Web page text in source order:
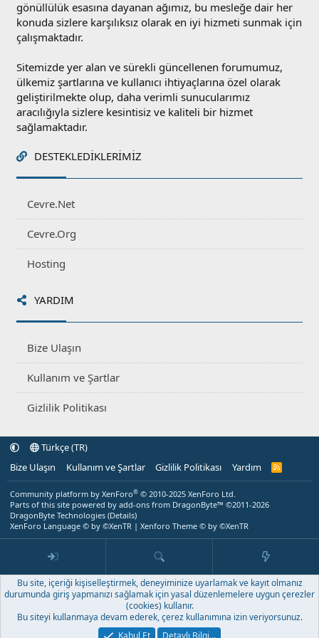
gönüllülük esasına dayanan ağımız, bu mesleğe dair her
konuda sizlere karşılıksız olarak en iyi hizmeti sunmak için
çalışmaktadır.
Sitemizde yer alan ve sürekli güncellenen forumumuz,
ülkemiz şartlarına ve kullanıcı ihtiyaçlarına özel olarak
geliştirilmekte olup, daha verimli sunucularımız
aracılığıyla sizlere kesintisiz ve kaliteli bir hizmet
sağlamaktadır.
DESTEKLEDIKLERIMIZ
Cevre.Net
Cevre.Org
Hosting
YARDIM
Bize Ulaşın
Kullanım ve Şartlar
Gizlilik Politikası
Türkçe (TR)
Bize Ulaşın
Kullanım ve Şartlar Gizlilik Politikası Yardım
R
Community platform by XenForo® © 2010-2025 XenForo Ltd.
Parts of this site powered by add-ons from DragonByte™ ©2011-2026
DragonByte Technologies (Details)
XenForo Language © by ©XenTR | Xenforo Theme © by ©XenTR
Bu site, içeriği kişiselleştirmek, deneyiminize uyarlamak ve kayıt olmanız
durumunda giriş yapmanızı sağlamak için yasal düzenlemelere uygun çerezler
(cookies) kullanır.
Bu siteyi kullanmaya devam ederek, çerez kullanımına izin veriyorsunuz.
Kabul Et
Detaylı Bilgi…